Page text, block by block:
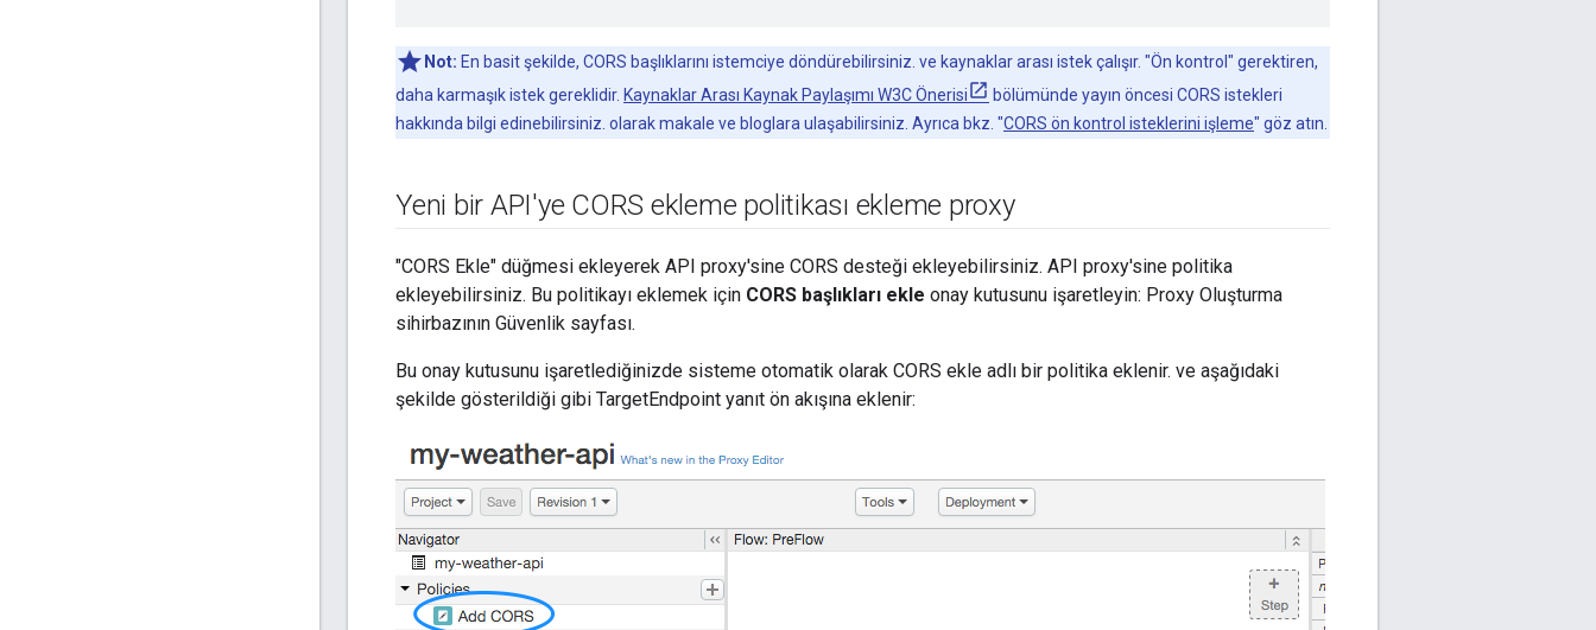
Not: En basit şekilde, CORS başlıklarını istemciye döndürebilirsiniz. ve kaynaklar arası istek çalışır. "Ön kontrol" gerektiren,
daha karmaşık istek gereklidir. Kaynaklar Arası Kaynak Paylaşımı W3C Önerisi
bölümünde yayın öncesi CORS istekleri
hakkında bilgi edinebilirsiniz. olarak makale ve bloglara ulaşabilirsiniz. Ayrıca bkz. "CORS ön kontrol isteklerini işleme" göz atın.
Yeni bir API'ye CORS ekleme politikası ekleme proxy
"CORS Ekle" düğmesi ekleyerek API proxy'sine CORS desteği ekleyebilirsiniz. API proxy'sine politika
ekleyebilirsiniz. Bu politikayı eklemek için CORS başlıkları ekle onay kutusunu işaretleyin: Proxy Oluşturma
sihirbazının Güvenlik sayfası.
Bu onay kutusunu işaretlediğinizde sisteme otomatik olarak CORS ekle adlı bir politika eklenir. ve aşağıdaki
şekilde gösterildiği gibi TargetEndpoint yanıt ön akışına eklenir: